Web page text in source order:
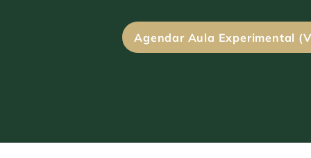
Agendar Aula Experimental